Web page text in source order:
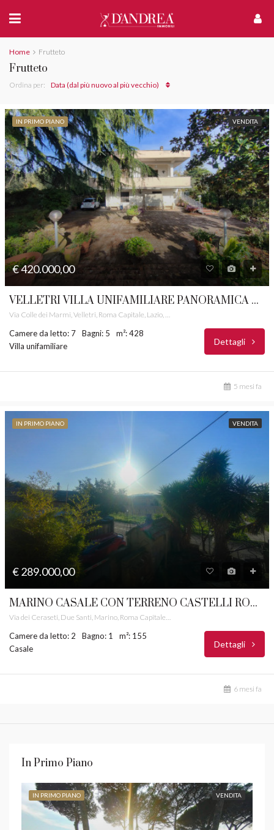
Home Frutteto
Frutteto
Ordina per: Data (dal più nuovo al più vecchio)
IN PRIMO PIANO VENDITA
€ 420.000,00
VELLETRI VILLA UNIFAMILIARE PANORAMICA CASTELLI ROMANI RIF. 29
Via Colle dei Marmi, Velletri, Roma Capitale, Lazio, 00074, Italia
Camere da letto: 7 Bagni: 5
m²: 428
Villa unifamiliare
Dettagli
5 mesi fa
IN PRIMO PIANO VENDITA
€ 289.000,00
MARINO CASALE CON TERRENO CASTELLI ROMANI RIF. 10
Camere da letto: 2 Bagno: 1
m²: 155
Casale
Dettagli
6 mesi fa
In Primo Piano
IN PRIMO PIANO VENDITA